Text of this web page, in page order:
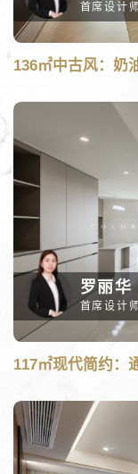
136㎡中古风：奶油+
首席设计师
117㎡现代简约：通
居117㎡装修案例"
罗丽华
首席设计师